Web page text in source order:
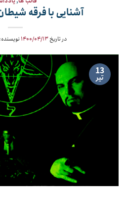
آشنایی با فرقه
در تاریخ۱۴۰۰/۰۴/۱۳ نویسنده:
13
تیر